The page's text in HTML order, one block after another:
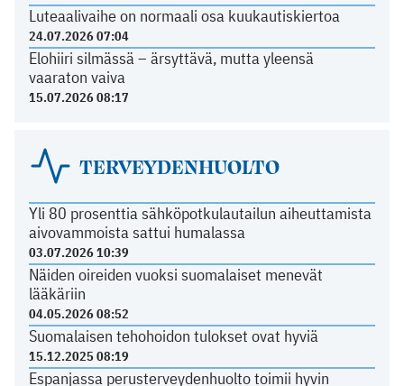
Luteaalivaihe on normaali osa kuukautiskiertoa
24.07.2026 07:04
Elohiiri silmässä – ärsyttävä, mutta yleensä
vaaraton vaiva
15.07.2026 08:17
TERVEYDENHUOLTO
Yli 80 prosenttia sähköpotkulautailun aiheuttamista
aivovammoista sattui humalassa
03.07.2026 10:39
Näiden oireiden vuoksi suomalaiset menevät
lääkäriin
04.05.2026 08:52
Suomalaisen tehohoidon tulokset ovat hyviä
15.12.2025 08:19
Espanjassa perusterveydenhuolto toimii hyvin